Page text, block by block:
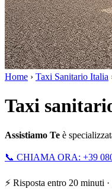
Home › Taxi Sanitario Italia
Taxi
Assistiamo Te è
📞 CHIAMA ORA: +39
⚡ Risposta entro 20 minuti